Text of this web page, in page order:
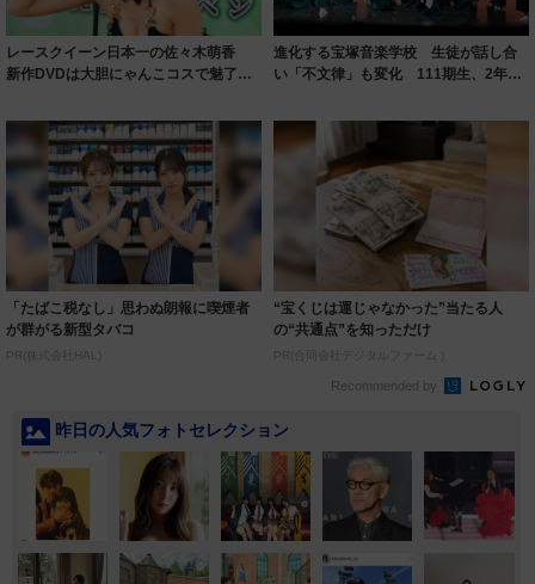
レースクイーン日本一の佐々木萌香
新作DVDは大胆にゃんこコスで魅了、
進化する宝塚音楽学校 生徒が話し合
い「不文律」も変化 111期生、2年間
「たばこ税なし」思わぬ朗報に喫煙者
が群がる新型タバコ
PR(株式会社HAL)
“宝くじは運じゃなかった”当たる人
の“共通点”を知っただけ
PR(合同会社デジタルファーム )
Recommended by
昨日の人気フォトセレクション